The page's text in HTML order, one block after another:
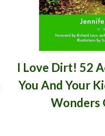
I Love Dirt! 52
You And Your
Wonders